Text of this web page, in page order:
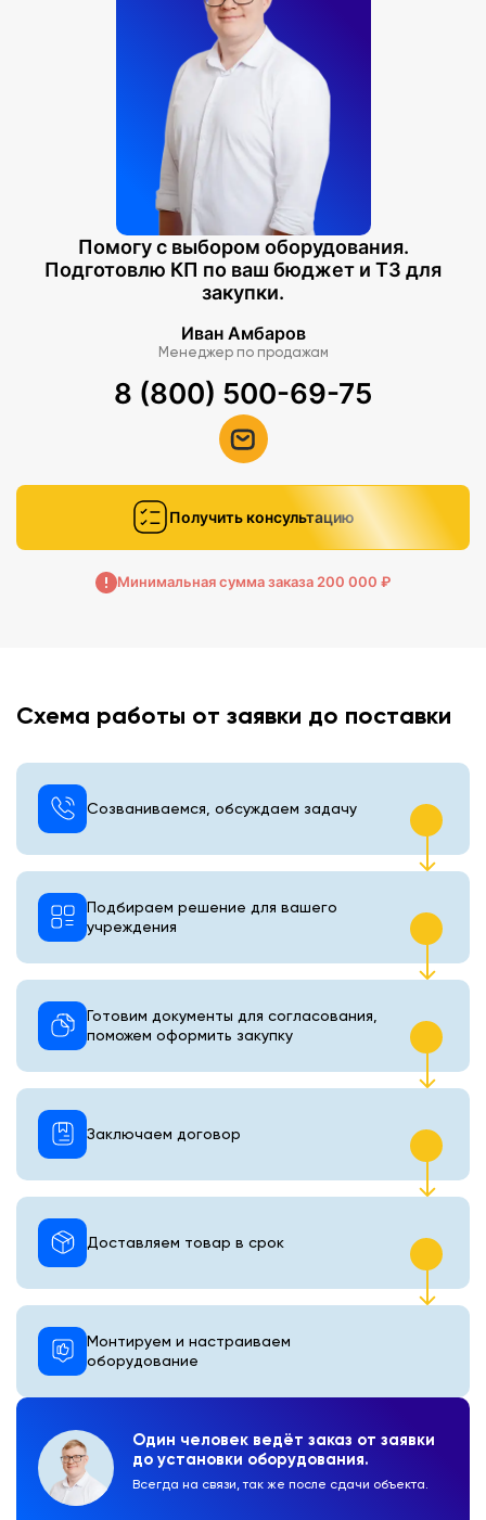
Помогу с выбором оборудования.
Подготовлю КП по ваш бюджет и ТЗ для
закупки.
Иван Амбаров
Менеджер по продажам
8 (800) 500-69-75
Получить консультацию
Минимальная сумма заказа 200 000 ₽
Схема работы от заявки до поставки
Один человек ведёт заказ от заявки
до установки оборудования.
Всегда на связи, так же после сдачи объекта.
Созваниваемся, обсуждаем задачу
Подбираем решение для вашего
учреждения
Готовим документы для согласования,
поможем оформить закупку
Монтируем и настраиваем
оборудование
Доставляем товар в срок
Заключаем договор